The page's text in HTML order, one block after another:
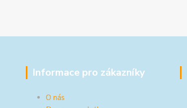
Informace pro zákazníky
O nás